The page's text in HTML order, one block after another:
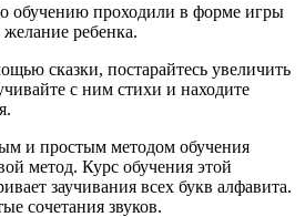
обучению проходили в форме игры
желание ребенка.
сказки, постарайтесь увеличить
с ним стихи и находите
и простым методом обучения
метод. Курс обучения этой
заучивания всех букв алфавита.
сочетания звуков.